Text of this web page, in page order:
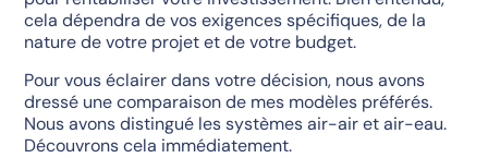
cela dépendra de vos exigences spécifiques, de la
nature de votre projet et de votre budget.
Pour vous éclairer dans votre décision, nous avons
dressé une comparaison de mes modèles préférés.
Nous avons distingué les systèmes air-air et air-eau.
Découvrons cela immédiatement.